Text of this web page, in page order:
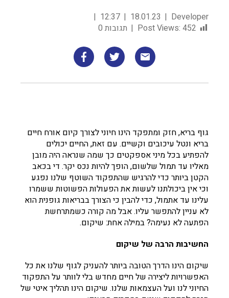
Developer
18.01.23
12:37
Post Views: 452 תגובות 0
גוף בריא, חזק ומתפקד הינו חיוני לצורך קיום אורח חיים
בריא ונטל עיכובים וקשיים. עם זאת, החיים יכולים
להפתיע בכל מיני אספקטים כך שמה שנראה היה מובן
מאליו עד תמול שלשום, הופך להיות נכס יקר. די בכאב
הקטן ביותר כדי להרגיש שהתפקוד השוטף שלנו נפגע
וכי אין ביכולתנו לעשות את הפעולות הפשוטות ששמרו
עלינו עד אתמול, כדי להבין כי הצורך בבריאות גופנית הוא
לא עניין להתפשר עליו. אבל מה קורה כשמתרחשת
הפתעה לא נעימה? במילה אחת: שיקום.
החשיבות הרבה של שיקום
שיקום הינו הדרך הטובה ביותר להעניק לגוף שלנו את כל
האפשרויות ליצירה של חיים מחדש בלי לוותר על התפקוד
החיוני לנו ועל העצמאות שלנו. שיקום הינו תהליך איטי של